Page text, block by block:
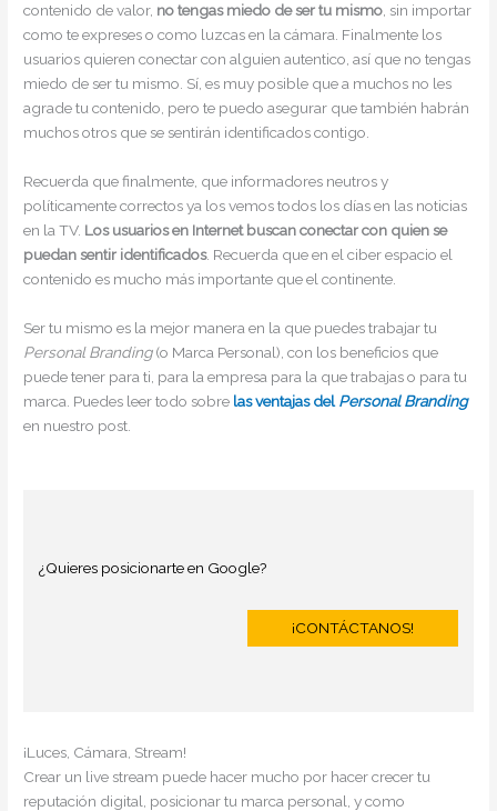
contenido de valor, no tengas miedo de ser tu mismo, sin importar
como te expreses o como luzcas en la cámara. Finalmente los
usuarios quieren conectar con alguien autentico, así que no tengas
miedo de ser tu mismo. Sí, es muy posible que a muchos no les
agrade tu contenido, pero te puedo asegurar que también habrán
muchos otros que se sentirán identificados contigo.
Recuerda que finalmente, que informadores neutros y
políticamente correctos ya los vemos todos los días en las noticias
en la TV. Los usuarios en Internet buscan conectar con quien se
puedan sentir identificados. Recuerda que en el ciber espacio el
contenido es mucho más importante que el continente.
Ser tu mismo es la mejor manera en la que puedes trabajar tu
Personal Branding(o Marca Personal), con los beneficios que
puede tener para ti, para la empresa para la que trabajas o para tu
marca. Puedes leer todo sobre las ventajas del Personal Branding
en nuestro post.
¿Quieres posicionarte en Google?
¡CONTÁCTANOS!
¡Luces, Cámara, Stream!
Crear un live stream puede hacer mucho por hacer crecer tu
reputación digital, posicionar tu marca personal, y como